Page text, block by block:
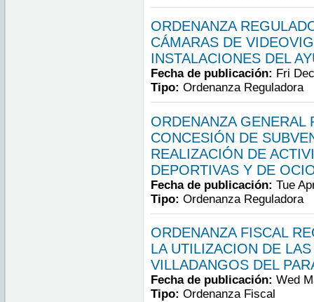
ORDENANZA
CÁMARAS DE
INSTALACIONES DEL
Fecha de publicación: Fri
Tipo: Ordenanza Reguladora
ORDENANZA GENERAL
CONCESIÓN DE
REALIZACIÓN DE
DEPORTIVAS Y DE
Fecha de publicación: Tue
Tipo: Ordenanza Reguladora
ORDENANZA FISCAL
LA UTILIZACION DE
VILLADANGOS DEL
Fecha de publicación: Wed
Tipo: Ordenanza Fiscal